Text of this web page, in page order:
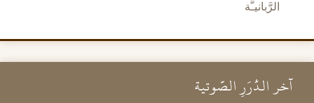
الرَّبانيـَّة
آخر الدُّرَرِ الصَّوتية